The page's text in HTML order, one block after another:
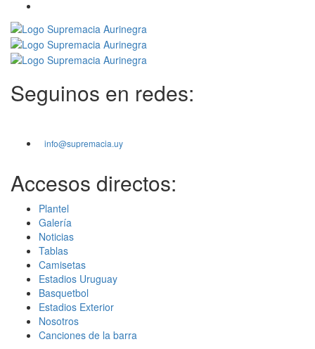
Seguinos en redes:
info@supremacia.uy
Accesos directos:
Plantel
Galería
Noticias
Tablas
Camisetas
Estadios Uruguay
Basquetbol
Estadios Exterior
Nosotros
Canciones de la barra